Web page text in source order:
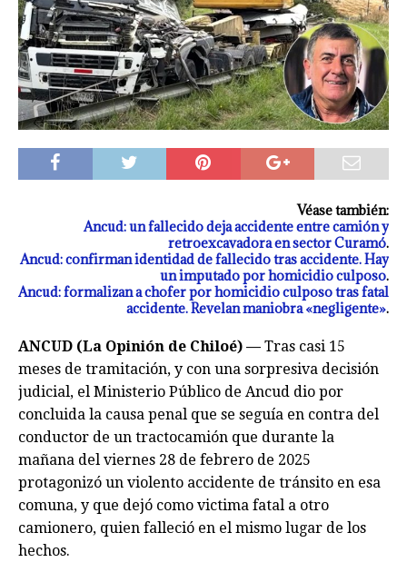
Véase también:
Ancud: un fallecido deja accidente entre camión y
retroexcavadora en sector Curamó.
Ancud: confirman identidad de fallecido tras accidente. Hay
un imputado por homicidio culposo.
Ancud: formalizan a chofer por homicidio culposo tras fatal
accidente. Revelan maniobra «negligente».
ANCUD (La Opinión de Chiloé) — Tras casi 15
meses de tramitación, y con una sorpresiva decisión
judicial, el Ministerio Público de Ancud dio por
concluida la causa penal que se seguía en contra del
conductor de un tractocamión que durante la
mañana del viernes 28 de febrero de 2025
protagonizó un violento accidente de tránsito en esa
comuna, y que dejó como victima fatal a otro
camionero, quien falleció en el mismo lugar de los
hechos.